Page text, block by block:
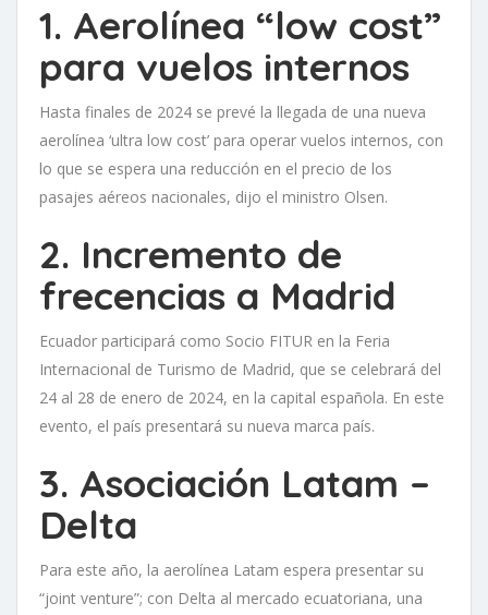
1. Aerolínea “low cost”
para vuelos internos
Hasta finales de 2024 se prevé la llegada de una nueva
aerolínea ‘ultra low cost’ para operar vuelos internos, con
lo que se espera una reducción en el precio de los
pasajes aéreos nacionales, dijo el ministro Olsen.
2. Incremento de
frecencias a Madrid
Ecuador participará como Socio FITUR en la Feria
Internacional de Turismo de Madrid, que se celebrará del
24 al 28 de enero de 2024, en la capital española. En este
evento, el país presentará su nueva marca país.
3. Asociación Latam –
Delta
Para este año, la aerolínea Latam espera presentar su
“joint venture”; con Delta al mercado ecuatoriana, una